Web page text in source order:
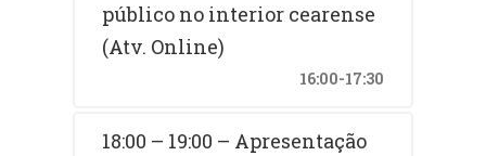
público no interior cearense
(Atv. Online)
16:00-17:30
18:00 – 19:00 – Apresentação